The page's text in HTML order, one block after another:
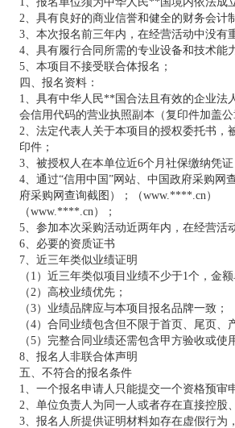
2、具有良好的商业信誉和健全的财务会计
3、本次报名前三年内，在经营活动中没有
4、具有履行合同所需的专业设备和技术能
5、本项目不接受联合体报名；
四、报名资料：
1、具有中华人民**国合法且有效的企业法
会信用代码的营业执照副本（复印件加盖公
2、法定代表人关于本项目的授权委托书
印件；
3、被授权人在本单位近6个月社保缴纳凭证
4、通过“信用中国”网站、中国政府采购
府采购网查询截图）；（www.****.cn）
（www.****.cn）；
5、参加本次采购活动近两年内，在经营活
6、必要的资质证书
7、近三年类似业绩证明
（1）近三年类似项目业绩不少于1个，金
（2）高校业绩优先；
（3）业绩品牌应与本项目报名品牌一致；
（4）合同业绩包含但不限于首页、尾页、
（5）完整合同业绩还需包含甲方验收或使
8、报名人非联合体声明
五、不符合的报名条件
1、一个报名申请人只能提交一个资格预
2、单位负责人为同一人或者存在直接控股
3、报名人所提供证明材料如存在虚假行为